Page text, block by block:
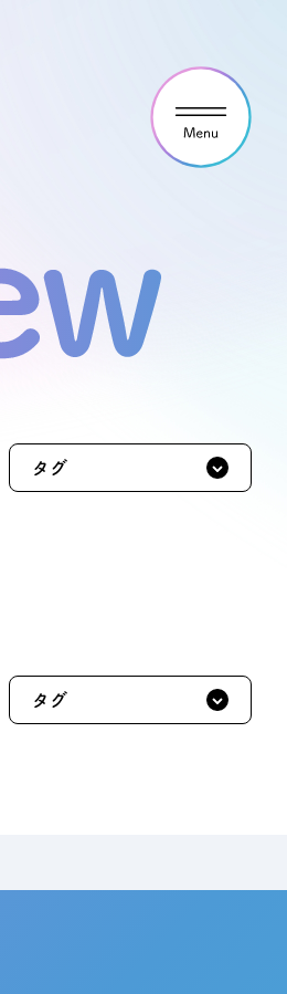
0120-787-221